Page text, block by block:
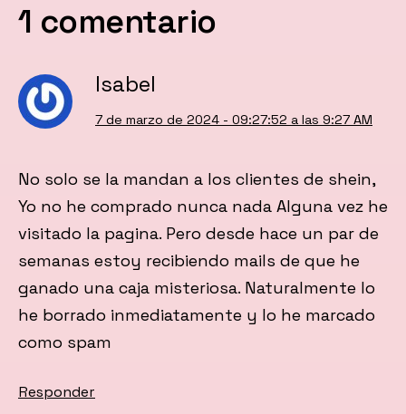
1 comentario
Isabel
7 de marzo de 2024 - 09:27:52 a las 9:27 AM
No solo se la mandan a los clientes de shein,
Yo no he comprado nunca nada Alguna vez he
visitado la pagina. Pero desde hace un par de
semanas estoy recibiendo mails de que he
ganado una caja misteriosa. Naturalmente lo
he borrado inmediatamente y lo he marcado
como spam
Responder